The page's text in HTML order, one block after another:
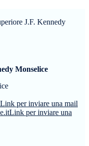
J.F. Kennedy
Monselice
Link per inviare una mail
Link per inviare una